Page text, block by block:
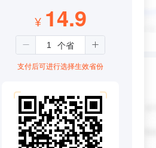
¥ 14.9
支付后可进行选择生效省份